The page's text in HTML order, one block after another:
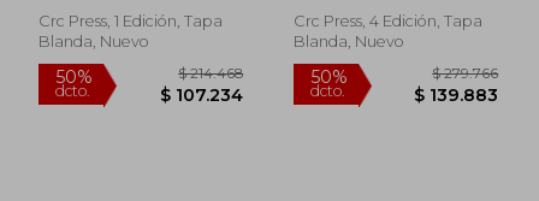
Crc Press, 1 Edición, Tapa
Blanda, Nuevo
Crc Press, 4 Edición, Tapa
Blanda, Nuevo